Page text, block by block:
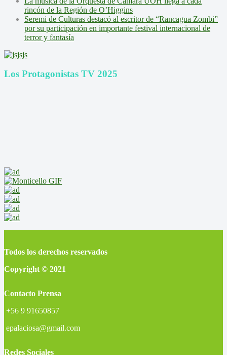
rincón de la Región de O’Higgins
Seremi de Culturas destacó al escritor de “Rancagua Zombi”
por su participación en importante festival internacional de
terror y fantasía
Los Protagonistas TV 2025
Todos los derechos reservados
Copyright © 2021
Contacto Prensa
+56 9 91650857
epalaciosa@gmail.com
Redes Sociales